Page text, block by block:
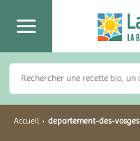
Accueil › departement-des-vosges